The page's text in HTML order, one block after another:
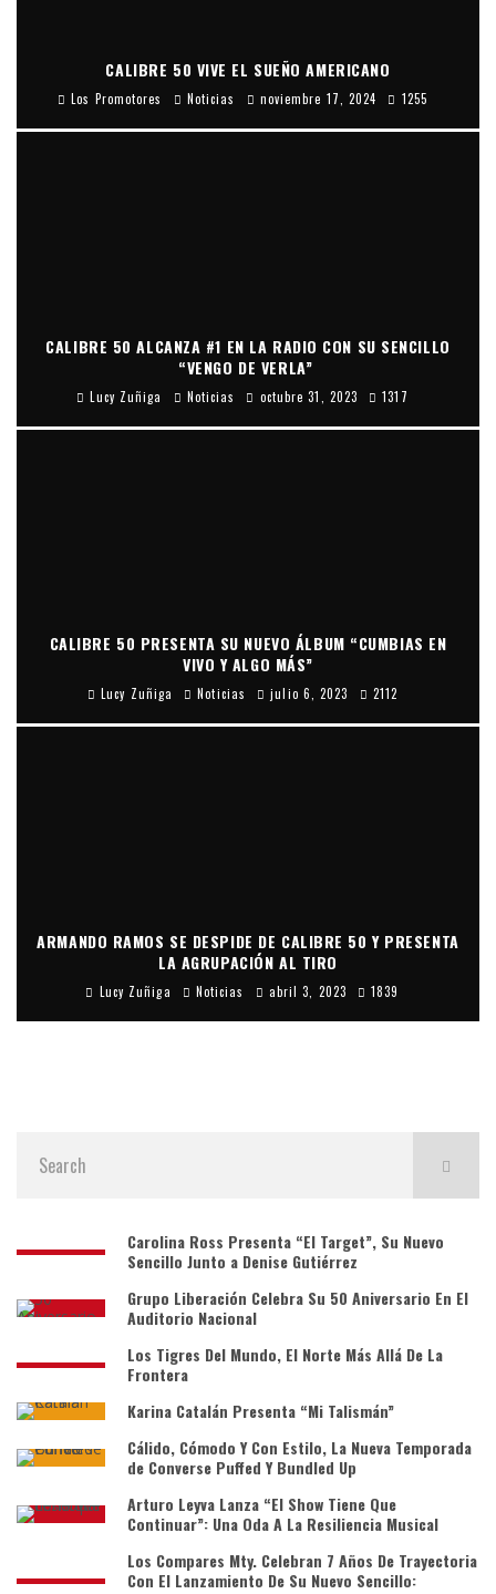
CALIBRE 50 VIVE EL SUEÑO AMERICANO
Los Promotores Noticias noviembre 17, 2024 1255
CALIBRE 50 ALCANZA #1 EN LA RADIO CON SU SENCILLO
“VENGO DE VERLA”
Lucy Zuñiga Noticias octubre 31, 2023 1317
CALIBRE 50 PRESENTA SU NUEVO ÁLBUM “CUMBIAS EN
VIVO Y ALGO MÁS”
Lucy Zuñiga Noticias julio 6, 2023 2112
ARMANDO RAMOS SE DESPIDE DE CALIBRE 50 Y PRESENTA
LA AGRUPACIÓN AL TIRO
Lucy Zuñiga Noticias abril 3, 2023 1839
Carolina Ross Presenta “El Target”, Su Nuevo
Sencillo Junto a Denise Gutiérrez
Grupo Liberación Celebra Su 50 Aniversario En El
Auditorio Nacional
Los Tigres Del Mundo, El Norte Más Allá De La
Frontera
Karina Catalán Presenta “Mi Talismán”
Cálido, Cómodo Y Con Estilo, La Nueva Temporada
de Converse Puffed Y Bundled Up
Arturo Leyva Lanza “El Show Tiene Que
Continuar”: Una Oda A La Resiliencia Musical
Los Compares Mty. Celebran 7 Años De Trayectoria
Con El Lanzamiento De Su Nuevo Sencillo: